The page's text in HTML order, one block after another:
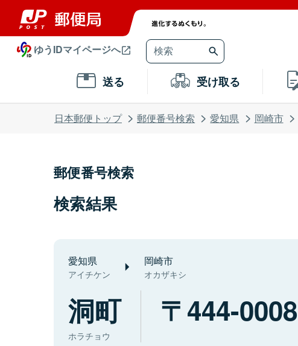
ゆうIDマイページへ
送る 受け取る
日本郵便トップ 郵便番号検索 愛知県 岡崎市
郵便番号検索
検索結果
愛知県
アイチケン
岡崎市
オカザキシ
洞町
ホラチョウ
444-0008